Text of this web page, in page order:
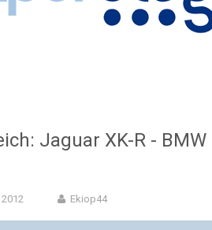
Jaguar XK-R - BMW
Ekiop44